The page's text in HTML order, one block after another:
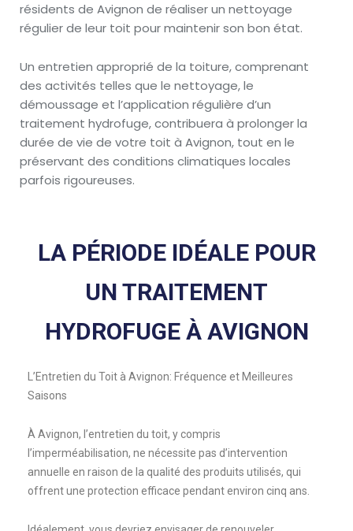
résidents de Avignon de réaliser un nettoyage
régulier de leur toit pour maintenir son bon état.
Un entretien approprié de la toiture, comprenant
des activités telles que le nettoyage, le
démoussage et l’application régulière d’un
traitement hydrofuge, contribuera à prolonger la
durée de vie de votre toit à Avignon, tout en le
préservant des conditions climatiques locales
parfois rigoureuses.
LA PÉRIODE IDÉALE POUR
UN TRAITEMENT
HYDROFUGE À AVIGNON
L’Entretien du Toit à Avignon: Fréquence et Meilleures
Saisons
À Avignon, l’entretien du toit, y compris
l’imperméabilisation, ne nécessite pas d’intervention
annuelle en raison de la qualité des produits utilisés, qui
offrent une protection efficace pendant environ cinq ans.